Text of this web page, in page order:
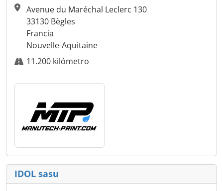
Avenue du Maréchal Leclerc 130
33130 Bègles
Francia
Nouvelle-Aquitaine
11.200 kilómetro
IDOL sasu